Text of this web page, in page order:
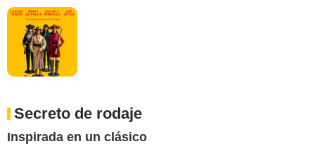
Secreto de rodaje
Inspirada en un clásico